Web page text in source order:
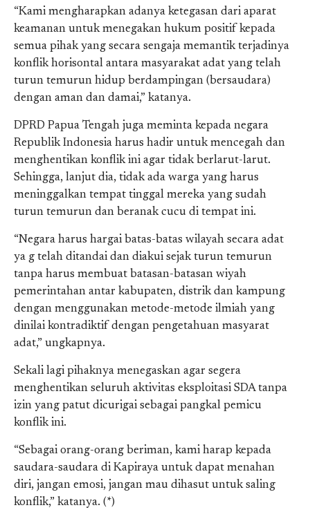
“Kami mengharapkan adanya ketegasan dari aparat
keamanan untuk menegakan hukum positif kepada
semua pihak yang secara sengaja memantik terjadinya
konflik horisontal antara masyarakat adat yang telah
turun temurun hidup berdampingan (bersaudara)
dengan aman dan damai,” katanya.
DPRD Papua Tengah juga meminta kepada negara
Republik Indonesia harus hadir untuk mencegah dan
menghentikan konflik ini agar tidak berlarut-larut.
Sehingga, lanjut dia, tidak ada warga yang harus
meninggalkan tempat tinggal mereka yang sudah
turun temurun dan beranak cucu di tempat ini.
“Negara harus hargai batas-batas wilayah secara adat
ya g telah ditandai dan diakui sejak turun temurun
tanpa harus membuat batasan-batasan wiyah
pemerintahan antar kabupaten, distrik dan kampung
dengan menggunakan metode-metode ilmiah yang
dinilai kontradiktif dengan pengetahuan masyarat
adat,” ungkapnya.
Sekali lagi pihaknya menegaskan agar segera
menghentikan seluruh aktivitas eksploitasi SDA tanpa
izin yang patut dicurigai sebagai pangkal pemicu
konflik ini.
“Sebagai orang-orang beriman, kami harap kepada
saudara-saudara di Kapiraya untuk dapat menahan
diri, jangan emosi, jangan mau dihasut untuk saling
konflik,” katanya. (*)